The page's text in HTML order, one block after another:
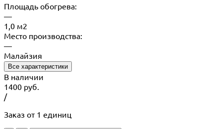
Площадь обогрева:
—
1,0 м2
Место производства:
—
Малайзия
Все характеристики
В наличии
1400 руб.
/
Заказ от 1 единиц